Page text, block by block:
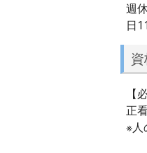
週
日
【
正
※人